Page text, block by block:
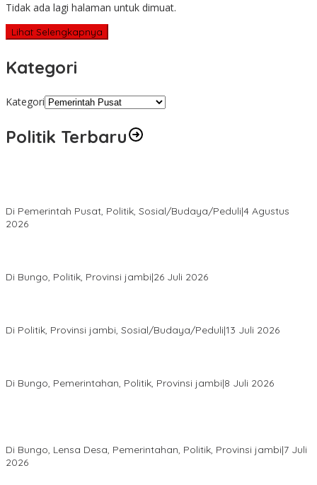
Tidak ada lagi halaman untuk dimuat.
Lihat Selengkapnya
Kategori
Kategori
Politik Terbaru
Di Pemerintah Pusat, Politik, Sosial/Budaya/Peduli|4 Agustus
2026
Di Bungo, Politik, Provinsi jambi|26 Juli 2026
Di Politik, Provinsi jambi, Sosial/Budaya/Peduli|13 Juli 2026
Di Bungo, Pemerintahan, Politik, Provinsi jambi|8 Juli 2026
Di Bungo, Lensa Desa, Pemerintahan, Politik, Provinsi jambi|7 Juli
2026